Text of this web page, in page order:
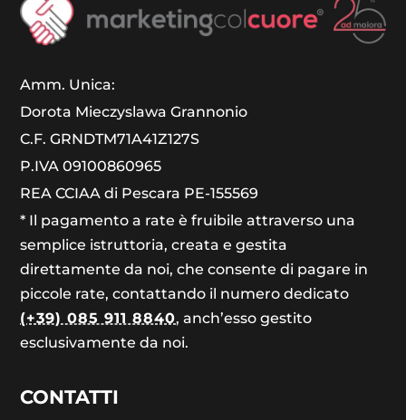
Amm. Unica:
Dorota Mieczyslawa Grannonio
C.F. GRNDTM71A41Z127S
P.IVA 09100860965
REA CCIAA di Pescara PE-155569
* Il pagamento a rate è fruibile attraverso una
semplice istruttoria, creata e gestita
direttamente da noi, che consente di pagare in
piccole rate, contattando il numero dedicato
(+39) 085 911 8840, anch’esso gestito
esclusivamente da noi.
CONTATTI